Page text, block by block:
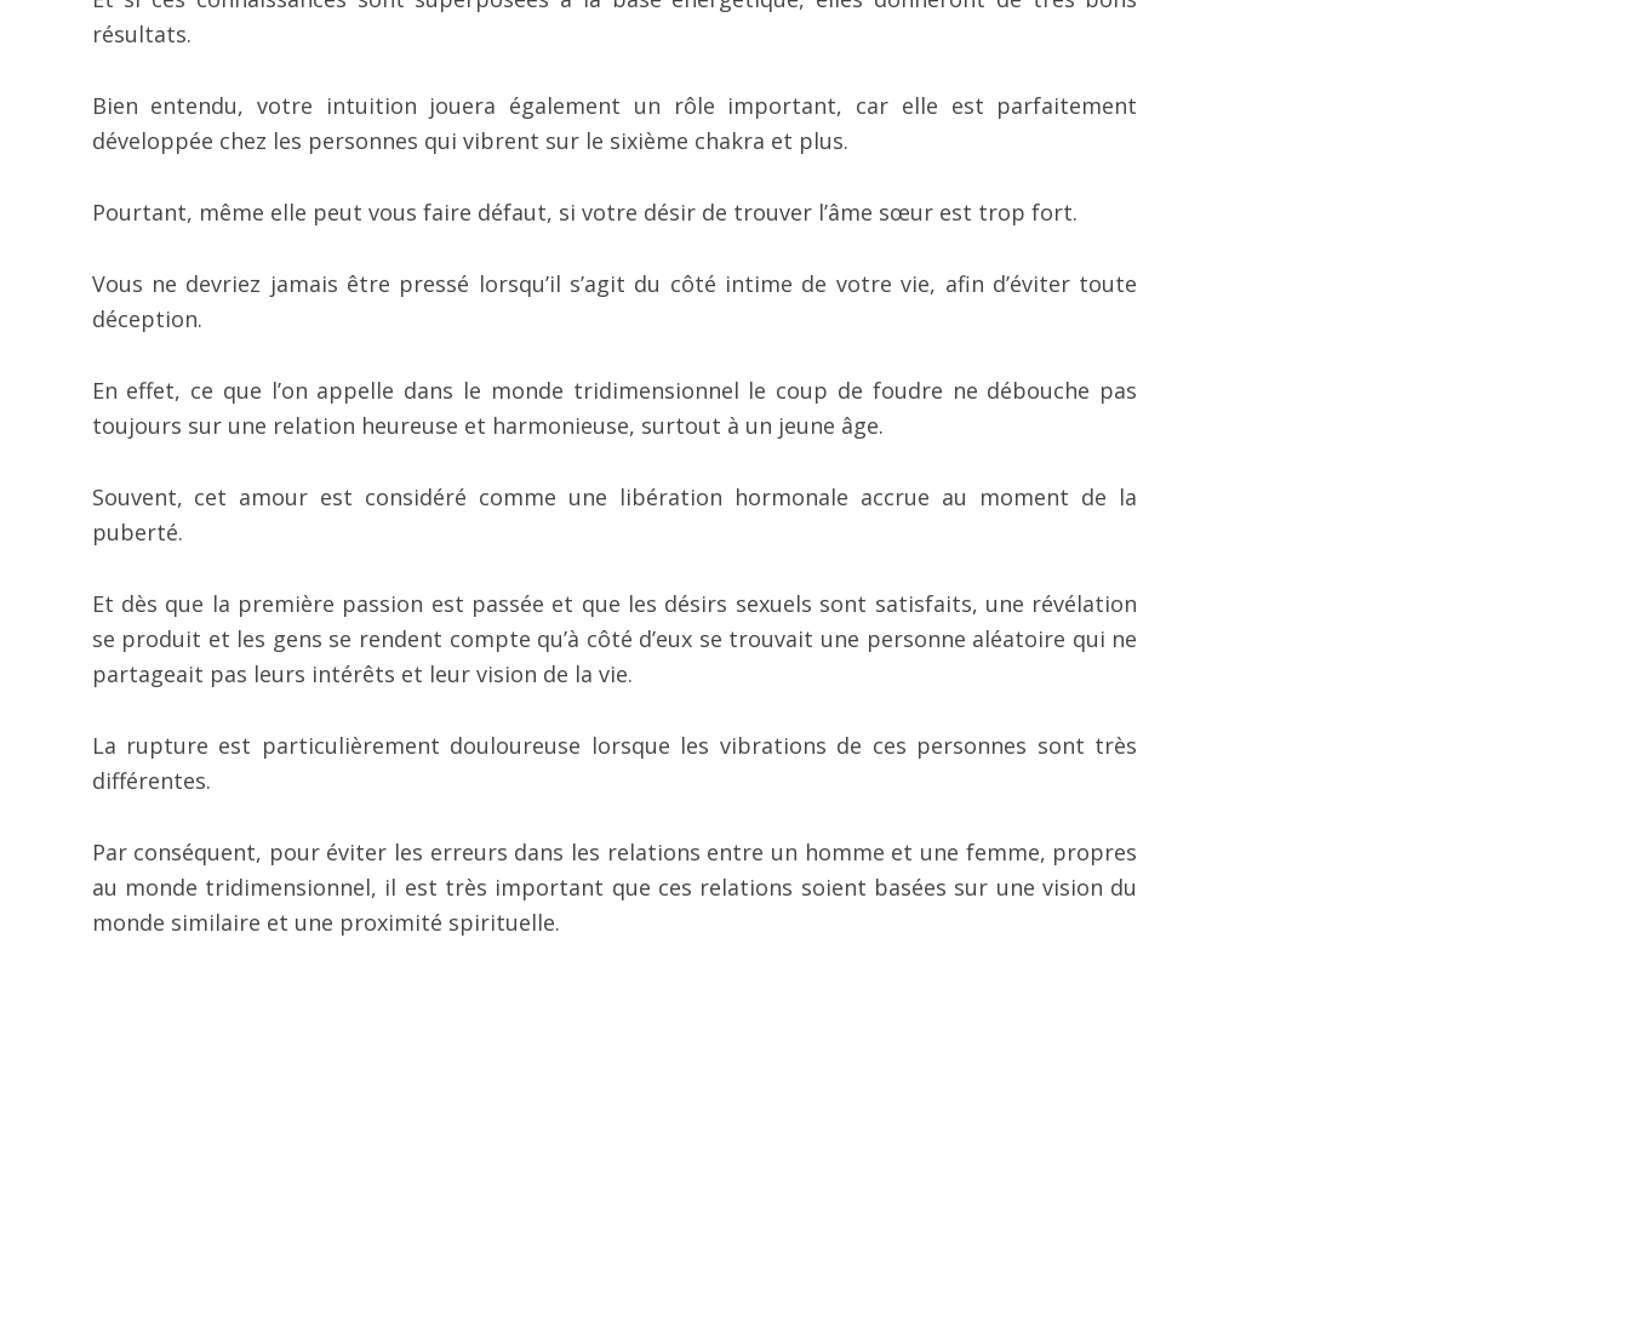
résultats.
Bien entendu, votre intuition jouera également un rôle important, car elle est parfaitement
développée chez les personnes qui vibrent sur le sixième chakra et plus.
Pourtant, même elle peut vous faire défaut, si votre désir de trouver l’âme sœur est trop fort.
Vous ne devriez jamais être pressé lorsqu’il s’agit du côté intime de votre vie, afin d’éviter toute
déception.
En effet, ce que l’on appelle dans le monde tridimensionnel le coup de foudre ne débouche pas
toujours sur une relation heureuse et harmonieuse, surtout à un jeune âge.
Souvent, cet amour est considéré comme une libération hormonale accrue au moment de la
puberté.
Et dès que la première passion est passée et que les désirs sexuels sont satisfaits, une révélation
se produit et les gens se rendent compte qu’à côté d’eux se trouvait une personne aléatoire qui ne
partageait pas leurs intérêts et leur vision de la vie.
La rupture est particulièrement douloureuse lorsque les vibrations de ces personnes sont très
différentes.
Par conséquent, pour éviter les erreurs dans les relations entre un homme et une femme, propres
au monde tridimensionnel, il est très important que ces relations soient basées sur une vision du
monde similaire et une proximité spirituelle.